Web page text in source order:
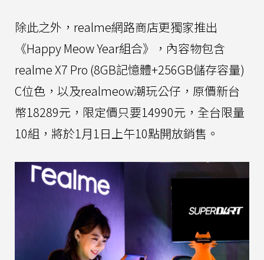
除此之外，realme網路商店更獨家推出
《Happy Meow Year組合》，內容物包含
realme X7 Pro (8GB記憶體+256GB儲存容量)
C位色，以及realmeow潮玩公仔，原價新台
幣18289元，限定價只要14990元，全台限量
10組，將於1月1日上午10點開放銷售。